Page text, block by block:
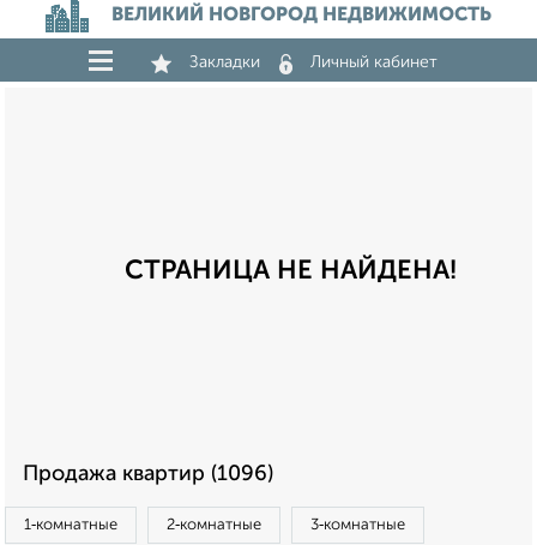
ВЕЛИКИЙ НОВГОРОД НЕДВИЖИМОСТЬ
Закладки Личный кабинет
СТРАНИЦА НЕ НАЙДЕНА!
Продажа квартир (1096)
1‑комнатные 2‑комнатные 3‑комнатные